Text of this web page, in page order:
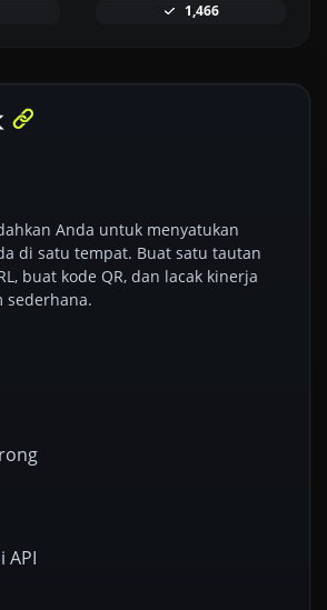
1,466
Anda untuk menyatukan
di satu tempat. Buat satu tautan
buat kode QR, dan lacak kinerja
sederhana.
API